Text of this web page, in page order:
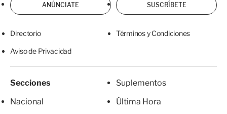
ANÚNCIATE SUSCRÍBETE
Directorio Términos y Condiciones
Aviso de Privacidad
Secciones
Nacional
Suplementos
Última Hora